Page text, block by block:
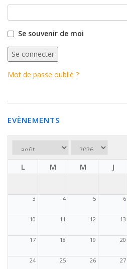
Se souvenir de moi
Mot de passe oublié ?
EVÈNEMENTS
L M M J
3 4 5 6
10 11 12 13
17 18 19 20
24 25 26 27